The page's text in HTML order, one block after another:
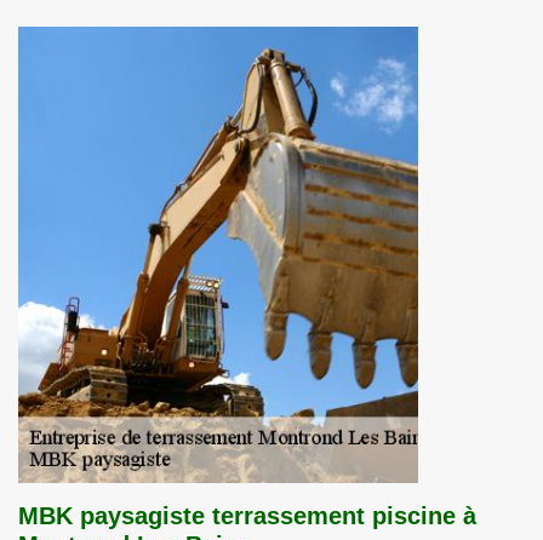
MBK paysagiste terrassement piscine à